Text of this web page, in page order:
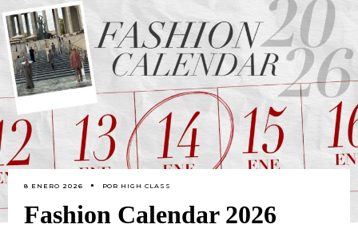
8 ENERO 2026 POR HIGH CLASS
Fashion Calendar 2026